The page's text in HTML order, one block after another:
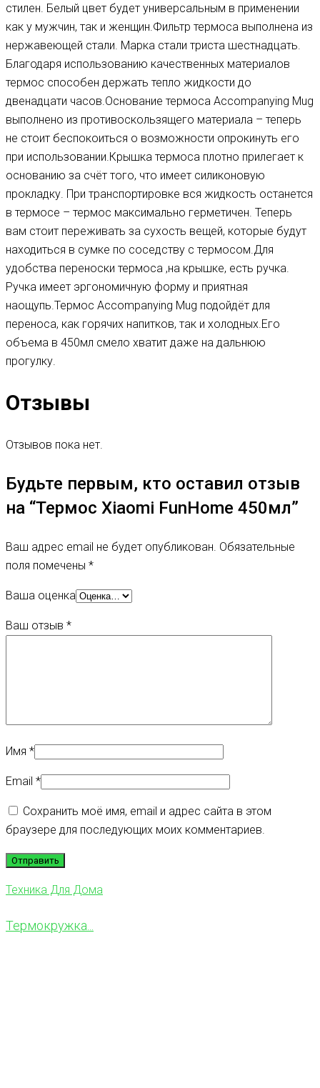
стилен. Белый цвет будет универсальным в применении
как у мужчин, так и женщин.Фильтр термоса выполнена из
нержавеющей стали. Марка стали триста шестнадцать.
Благодаря использованию качественных материалов
термос способен держать тепло жидкости до
двенадцати часов.Основание термоса Accompanying Mug
выполнено из противоскользящего материала – теперь
не стоит беспокоиться о возможности опрокинуть его
при использовании.Крышка термоса плотно прилегает к
основанию за счёт того, что имеет силиконовую
прокладку. При транспортировке вся жидкость останется
в термосе – термос максимально герметичен. Теперь
вам стоит переживать за сухость вещей, которые будут
находиться в сумке по соседству с термосом.Для
удобства переноски термоса ,на крышке, есть ручка.
Ручка имеет эргономичную форму и приятная
наощупь.Термос Accompanying Mug подойдёт для
переноса, как горячих напитков, так и холодных.Его
объема в 450мл смело хватит даже на дальнюю
прогулку.
Отзывы
Отзывов пока нет.
Будьте первым, кто оставил отзыв
на “Термос Xiaomi FunHome 450мл”
Ваш адрес email не будет опубликован. Обязательные
поля помечены *
Ваша оценка
Ваш отзыв *
Имя *
Email *
Сохранить моё имя, email и адрес сайта в этом
браузере для последующих моих комментариев.
Техника Для Дома
Термокружка...